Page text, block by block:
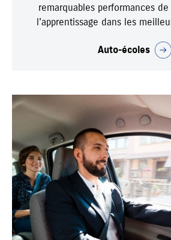
remarquables performances
l’apprentissage dans les
Auto-écoles